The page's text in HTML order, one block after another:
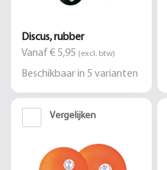
Discus, rubber
Vanaf € 5,95 (excl. btw)
Beschikbaar in 5 varianten
Vergelijken